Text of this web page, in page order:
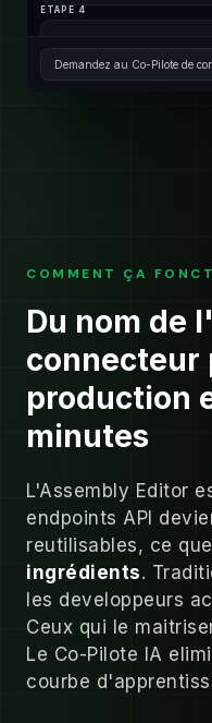
ETAPE 4
ETAPE 5
Demandez au Co-Pilote de
COMMENT ÇA
Du nom de
connecteur
production
minutes
L'Assembly Editor
endpoints API
reutilisables, ce
ingrédients.
les developpeurs
Ceux qui le
Le Co-Pilote IA
courbe